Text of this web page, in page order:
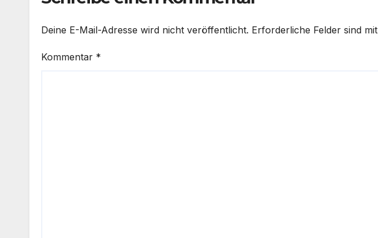
Deine E-Mail-Adresse wird nicht veröffentlicht. Erforderliche Felder sind mit
Kommentar *